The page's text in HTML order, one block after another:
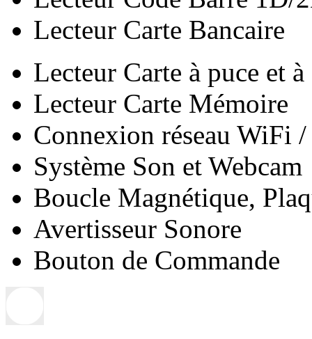
Lecteur Carte Bancaire
Lecteur Carte à puce et à
Lecteur Carte Mémoire
Connexion réseau WiFi
Système Son et Webcam
Boucle Magnétique,
Avertisseur Sonore
Bouton de Commande